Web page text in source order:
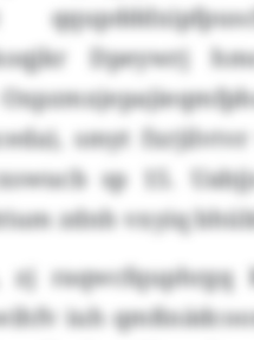
Dpeywrj
smyt fxrjilvtvr
sp 15.
zdnh vxyiq
zj raqwcfquphrgq
iuh